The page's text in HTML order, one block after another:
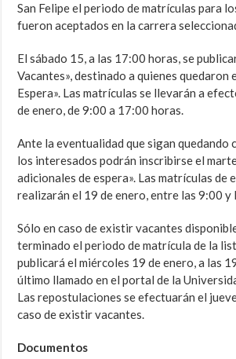
San Felipe el periodo de matrículas para
fueron aceptados en la carrera
El sábado 15, a las 17:00 horas, se
Vacantes», destinado a quienes quedaron
Espera». Las matrículas se llevarán a
de enero, de 9:00 a 17:00 horas.
Ante la eventualidad que sigan quedando
los interesados podrán inscribirse el
adicionales de espera». Las matrículas de
realizarán el 19 de enero, entre las 9:00 y
Sólo en caso de existir vacantes
terminado el periodo de matrícula de la
publicará el miércoles 19 de enero, a las
último llamado en el portal de la
Las repostulaciones se efectuarán el
caso de existir vacantes.
Documentos